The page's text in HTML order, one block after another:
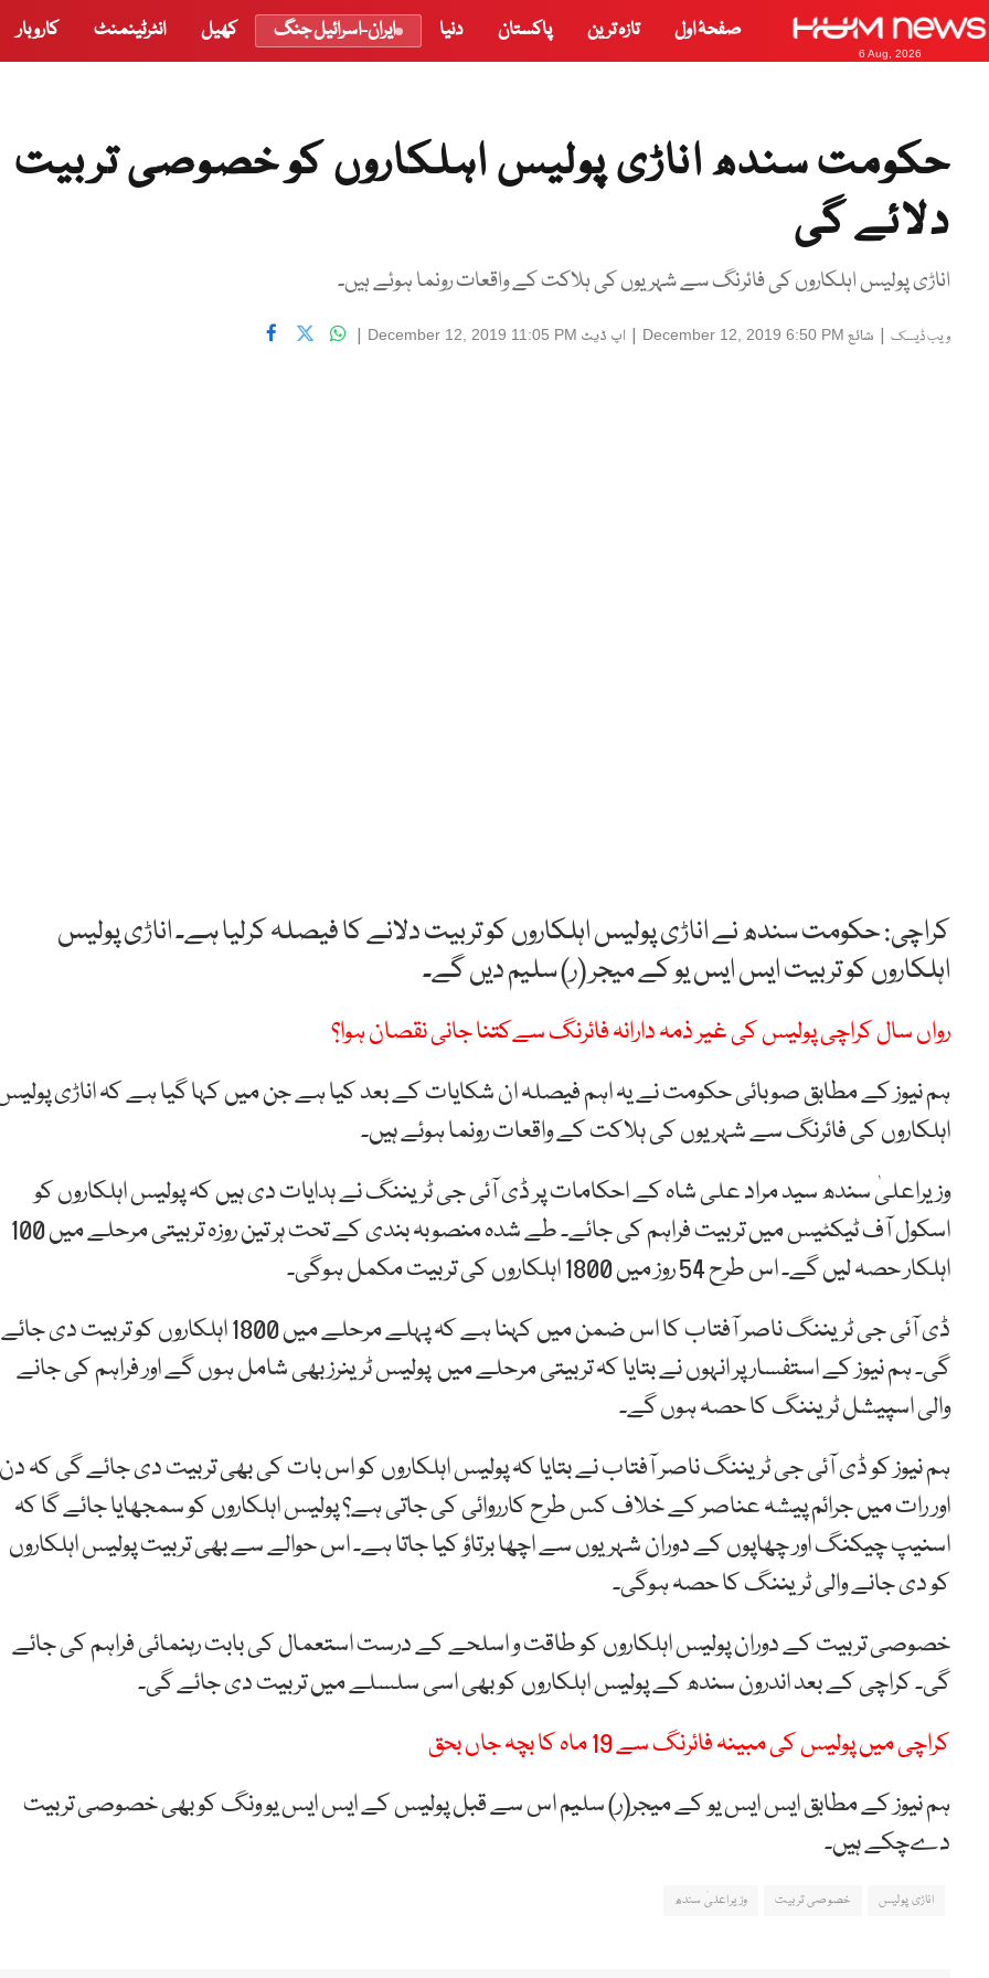
6 Aug, 2026
صفحۂ اول تازہ ترین پاکستان دنیا ایران-اسرائیل جنگ کھیل انٹرٹینمنٹ کاروبار
حکومت سندھ اناڑی پولیس اہلکاروں کو خصوصی تربیت
دلائے گی
اناڑی پولیس اہلکاروں کی فائرنگ سے شہریوں کی ہلاکت کے واقعات رونما ہوئے ہیں۔
ویب ڈیسک | شائع December 12, 2019 6:50 PM
| اپ ڈیٹ December 12, 2019 11:05 PM
|
کراچی: حکومت سندھ نے اناڑی پولیس اہلکاروں کو تربیت دلانے کا فیصلہ کرلیا ہے۔ اناڑی پولیس
اہلکاروں کو تربیت ایس ایس یو کے میجر (ر) سلیم دیں گے۔
رواں سال کراچی پولیس کی غیر ذمہ دارانہ فائرنگ سےکتنا جانی نقصان ہوا؟
ہم نیوز کے مطابق صوبائی حکومت نے یہ اہم فیصلہ ان شکایات کے بعد کیا ہے جن میں کہا گیا ہے کہ اناڑی
اہلکاروں کی فائرنگ سے شہریوں کی ہلاکت کے واقعات رونما ہوئے ہیں۔
وزیراعلیٰ سندھ سید مراد علی شاہ کے احکامات پر ڈی آئی جی ٹریننگ نے ہدایات دی ہیں کہ پولیس اہلکاروں کو
اسکول آف ٹیکٹیس میں تربیت فراہم کی جائے۔ طے شدہ منصوبہ بندی کے تحت ہر تین روزہ تربیتی مرحلے میں 100
اہلکار حصہ لیں گے۔ اس طرح 54 روز میں 1800 اہلکاروں کی تربیت مکمل ہوگی۔
ڈی آئی جی ٹریننگ ناصر آفتاب کا اس ضمن میں کہنا ہے کہ پہلے مرحلے میں 1800 اہلکاروں کو تربیت دی جائے
گی۔ ہم نیوز کے استفسار پر انہوں نے بتایا کہ تربیتی مرحلے میں پولیس ٹرینرز بھی شامل ہوں گے اور فراہم کی جانے
والی اسپیشل ٹریننگ کا حصہ ہوں گے۔
ہم نیوز کو ڈی آئی جی ٹریننگ ناصر آفتاب نے بتایا کہ پولیس اہلکاروں کو اس بات کی بھی تربیت دی جائے گی کہ دن
اور رات میں جرائم پیشہ عناصر کے خلاف کس طرح کارروائی کی جاتی ہے؟ پولیس اہلکاروں کو سمجھایا جائے گا کہ
اسنیپ چیکنگ اور چھاپوں کے دوران شہریوں سے اچھا برتاؤ کیا جاتا ہے۔ اس حوالے سے بھی تربیت پولیس اہلکاروں
کو دی جانے والی ٹریننگ کا حصہ ہوگی۔
خصوصی تربیت کے دوران پولیس اہلکاروں کو طاقت و اسلحے کے درست استعمال کی بابت رہنمائی فراہم کی جائے
گی۔ کراچی کے بعد اندرون سندھ کے پولیس اہلکاروں کو بھی اسی سلسلے میں تربیت دی جائے گی۔
کراچی میں پولیس کی مبینہ فائرنگ سے 19 ماہ کا بچہ جاں بحق
ہم نیوز کے مطابق ایس ایس یو کے میجر(ر) سلیم اس سے قبل پولیس کے ایس ایس یو ونگ کو بھی خصوصی تربیت
دےچکے ہیں۔
اناڑی پولیس خصوصی تربیت وزیراعلیٰ سندھ